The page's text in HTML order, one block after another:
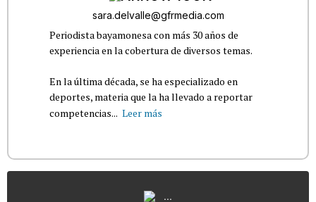
sara.delvalle@gfrmedia.com
Periodista bayamonesa con más 30 años de
experiencia en la cobertura de diversos temas.
En la última década, se ha especializado en
deportes, materia que la ha llevado a reportar
competencias... Leer más
...